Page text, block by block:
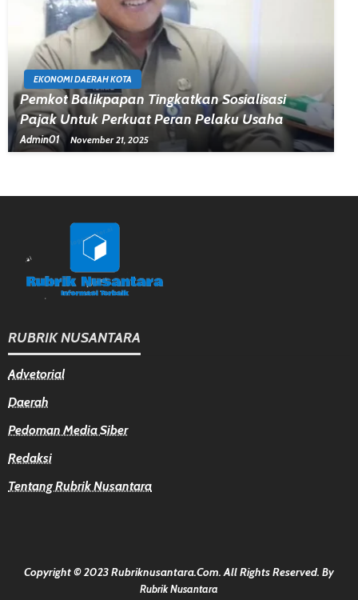
EKONOMI DAERAH KOTA
Pemkot Balikpapan Tingkatkan Sosialisasi
Pajak Untuk Perkuat Peran Pelaku Usaha
Admin01 November 21, 2025
RUBRIK NUSANTARA
Advetorial
Daerah
Pedoman Media Siber
Redaksi
Tentang Rubrik Nusantara
Copyright © 2023 Rubriknusantara.com. All Rights Reserved. By
Rubrik Nusantara